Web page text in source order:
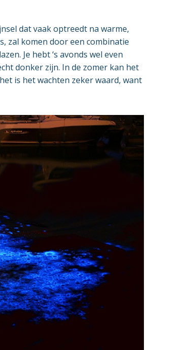
dat vaak optreedt na warme,
zal komen door een combinatie
Je hebt ‘s avonds wel even
donker zijn. In de zomer kan het
is het wachten zeker waard, want